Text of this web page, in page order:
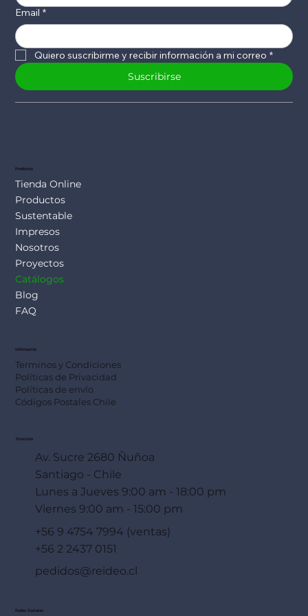
Email *
Quiero suscribirme y recibir información a mi correo *
Suscribirse
Productos
Tienda Online
Productos
Sustentable
Impresos
Nosotros
Proyectos
Catálogos
Blog
FAQ
Información
Terminos y Condiciones
Políticas de Privacidad
Políticas de envío
Códigos Postales Chile
Dirección
Av. Sucre 2680 Ñuñoa
Santiago - Chile
Lunes a Jueves 9:00 am - 18:00 pm
Viernes 9:00 am - 15:00 pm
+56 9 4754 7994 (ventas)
+56 2 2437 0151
pedidos@reideo.cl
Redes Sociales